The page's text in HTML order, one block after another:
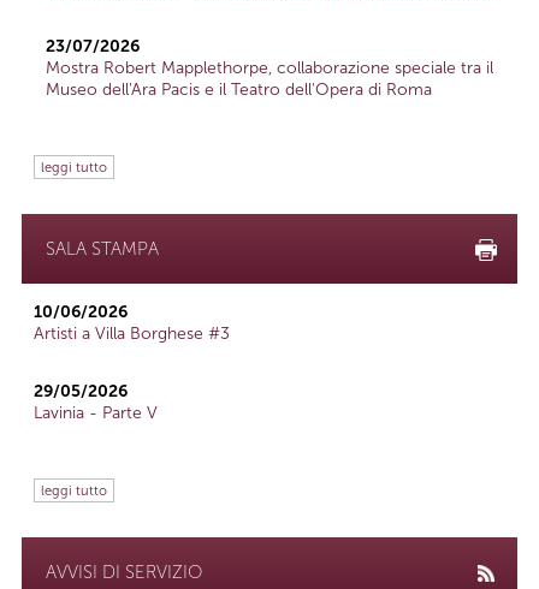
23/07/2026
Mostra Robert Mapplethorpe, collaborazione speciale tra il
Museo dell'Ara Pacis e il Teatro dell'Opera di Roma
leggi tutto
SALA STAMPA
10/06/2026
Artisti a Villa Borghese #3
29/05/2026
Lavinia - Parte V
leggi tutto
AVVISI DI SERVIZIO